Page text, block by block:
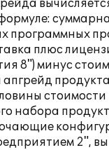
программных
плюс
8") минус
стоимости
набора
2",